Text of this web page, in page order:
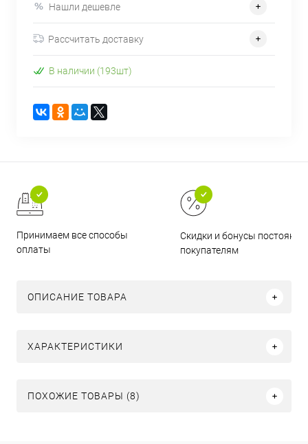
Нашли дешевле
Рассчитать доставку
В наличии (193шт)
Принимаем все способы
оплаты
Скидки и бонусы
покупателям
ОПИСАНИЕ ТОВАРА
ХАРАКТЕРИСТИКИ
ПОХОЖИЕ ТОВАРЫ (8)